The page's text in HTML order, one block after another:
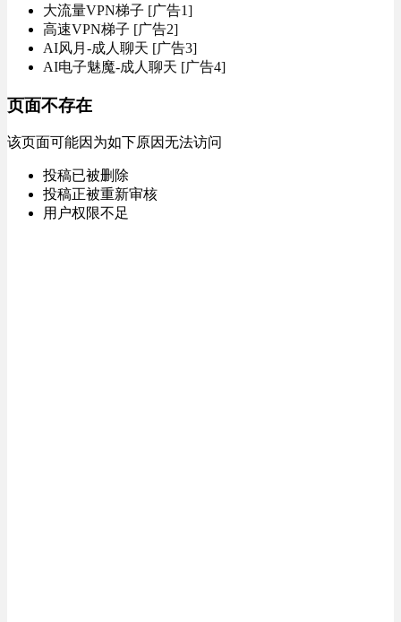
大流量VPN梯子 [广告1]
高速VPN梯子 [广告2]
AI风月-成人聊天 [广告3]
AI电子魅魔-成人聊天 [广告4]
页面不存在
该页面可能因为如下原因无法访问
投稿已被删除
投稿正被重新审核
用户权限不足